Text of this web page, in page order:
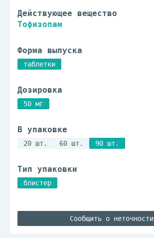
Действующее вещество
Тофизопам
Форма выпуска
таблетки
Дозировка
50 мг
В упаковке
20 шт. 60 шт. 90 шт.
Тип упаковки
блистер
Сообщить о неточности